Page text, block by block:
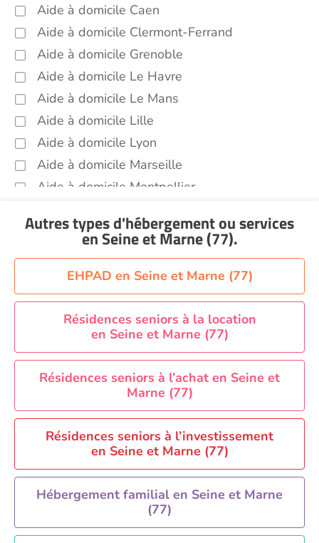
Aide à domicile Caen
Aide à domicile Clermont-Ferrand
Aide à domicile Grenoble
Aide à domicile Le Havre
Aide à domicile Le Mans
Aide à domicile Lille
Aide à domicile Lyon
Aide à domicile Marseille
Aide à domicile Montpellier
Aide à domicile Nice
Aide à domicile Orléans
Aide à domicile Paris
Aide à domicile Perpignan
Aide à domicile Rennes
Aide à domicile Saint-Etienne
Aide à domicile Toulouse
Recherche par ville
Autres types d'hébergement ou services
en Seine et Marne (77).
EHPAD en Seine et Marne (77)
Résidences seniors à la location
en Seine et Marne (77)
Résidences seniors à l’achat en Seine et
Marne (77)
Résidences seniors à l’investissement
en Seine et Marne (77)
Hébergement familial en Seine et Marne
(77)